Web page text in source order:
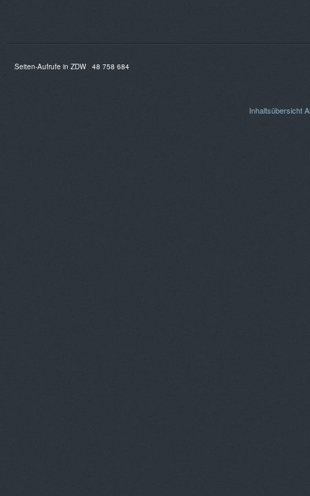
Seiten-Aufrufe in ZDW 48 758 684
Inhaltsübersicht